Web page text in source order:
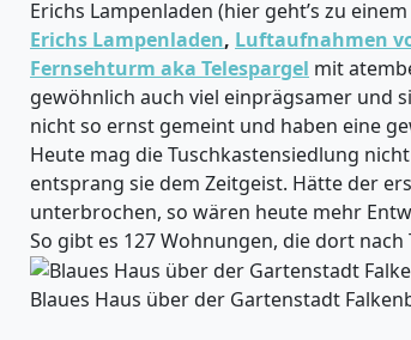
Erichs Lampenladen (hier geht’s zu
Erichs Lampenladen, Luftaufnahmen
Fernsehturm aka Telespargel mit
gewöhnlich auch viel einprägsamer und
nicht so ernst gemeint und haben eine
Heute mag die Tuschkastensiedlung
entsprang sie dem Zeitgeist. Hätte der
unterbrochen, so wären heute mehr
So gibt es 127 Wohnungen, die dort
Blaues Haus über der Gartenstadt